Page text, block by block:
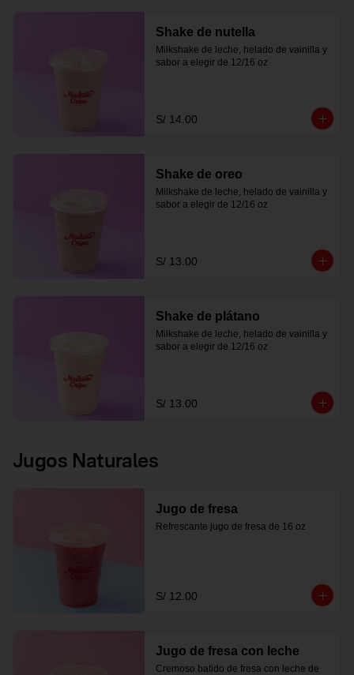
Shake de nutella
Milkshake de leche, helado de vainilla y
sabor a elegir de 12/16 oz
S/ 14.00
Shake de oreo
Milkshake de leche, helado de vainilla y
sabor a elegir de 12/16 oz
S/ 13.00
Shake de plátano
Milkshake de leche, helado de vainilla y
sabor a elegir de 12/16 oz
S/ 13.00
Jugos Naturales
Jugo de fresa
Refrescante jugo de fresa de 16 oz
S/ 12.00
Jugo de fresa con leche
Cremoso batido de fresa con leche de